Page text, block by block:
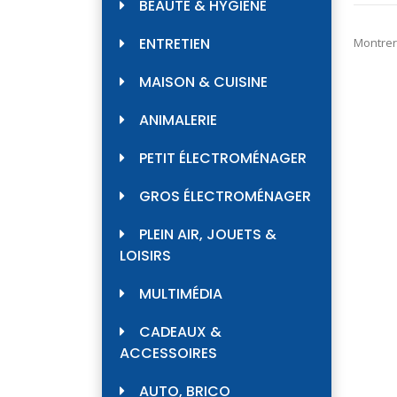
BEAUTÉ & HYGIÈNE
ENTRETIEN
MAISON & CUISINE
ANIMALERIE
PETIT ÉLECTROMÉNAGER
GROS ÉLECTROMÉNAGER
PLEIN AIR, JOUETS &
LOISIRS
MULTIMÉDIA
CADEAUX &
ACCESSOIRES
AUTO, BRICO